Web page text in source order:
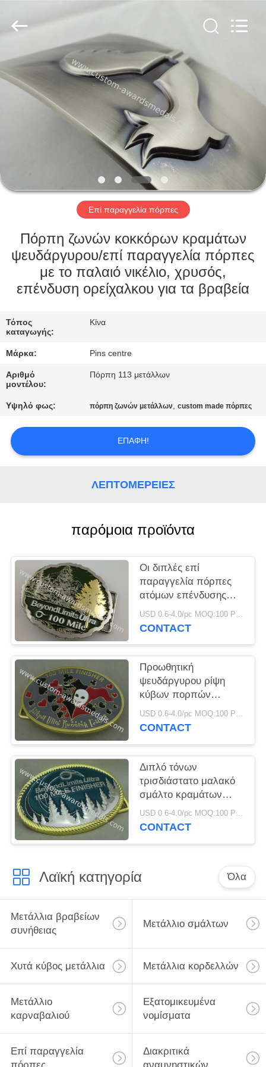
ΣΠΊΤΙ
ΠΡΟΪΌΝΤΑ
ΓΎΡΟΣ
ΕΡΓΟΣΤΑΣΊΩΝ
ΠΟΙΟΤΙΚΌΣ
ΈΛΕΓΧΟΣ
ΕΛΆΤΕ
ΣΕ
ΕΠΑΦΉ
ΜΕ
ΕΙΔΉΣΕΙΣ
ΠΕΡΙΠΤΏΣΕΙΣ
PRIVACY
POLICY
Rights
Reserved.
Επί παραγγελία πόρπες
Πόρπη ζωνών κοκκόρων κραμάτων
ψευδάργυρου/επί παραγγελία πόρπες
με το παλαιό νικέλιο, χρυσός,
επένδυση ορείχαλκου για τα βραβεία
Τόπος
καταγωγής:
Κίνα
Μάρκα: Pins centre
Αριθμό
μοντέλου:
Πόρπη 113 μετάλλων
Υψηλό φως: πόρπη ζωνών μετάλλων,custom made πόρπες
ΕΠΑΦΉ!
ΛΕΠΤΟΜΈΡΕΙΕΣ
παρόμοια προϊόντα
Οι διπλές επί
παραγγελία πόρπες
ατόμων επένδυσης
τρισδιάστατες για το
τρέξιμο απονέμουν
USD 0.6-4.0/pc MOQ:100 PC ανά σχέδιο
CONTACT
Προωθητική
ψευδάργυρου ρίψη
κύβων πορπών
σμάλτων κραμάτων
μαλακή πάχος 2,33
USD 0.6-4.0/pc MOQ:100 PC ανά σχέδιο
CONTACT
Διπλό τόνων
τρισδιάστατο μαλακό
σμάλτο κραμάτων
ψευδάργυρου πορπών
μετάλλων επί
USD 0.6-4.0/pc MOQ:100 PC ανά σχέδιο
CONTACT
Λαϊκή κατηγορία Όλα
Μετάλλια βραβείων
συνήθειας
Μετάλλιο σμάλτων
Χυτά κύβος μετάλλια Μετάλλια κορδελλών
Μετάλλιο
καρναβαλιού
Εξατομικευμένα
νομίσματα
Επί παραγγελία
Διακριτικά